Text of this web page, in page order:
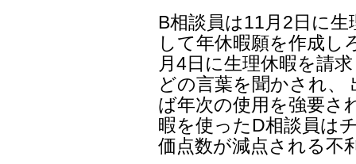
B相談員は11月2日に
して年休暇願を作成し
月4日に生理休暇を請
どの言葉を聞かされ、
ば年次の使用を強要さ
暇を使ったD相談員は
価点数が減点される不